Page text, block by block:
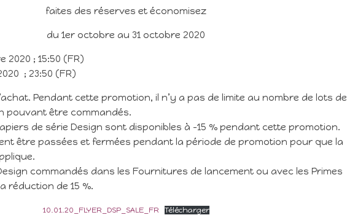
faites des réserves et économisez
du 1er octobre au 31 octobre 2020
2020 ; 15:50 (FR)
; 23:50 (FR)
Pendant cette promotion, il n’y a pas de limite au nombre de lots de
pouvant être commandés.
de série Design sont disponibles à -15 % pendant cette promotion.
être passées et fermées pendant la période de promotion pour que la
commandés dans les Fournitures de lancement ou avec les Primes
réduction de 15 %.
10.01.20_FLYER_DSP_SALE_FR Télécharger